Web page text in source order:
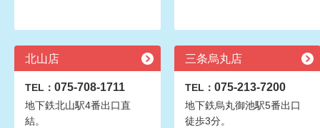
北山店
TEL： 075-708-1711
地下鉄北山駅4番出口直
結。
三条烏丸店
TEL： 075-213-7200
地下鉄烏丸御池駅5番出口
徒歩3分。